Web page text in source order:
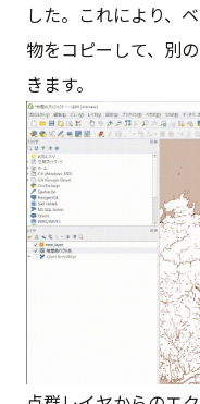
した。これにより、
物をコピーして、別
きます。